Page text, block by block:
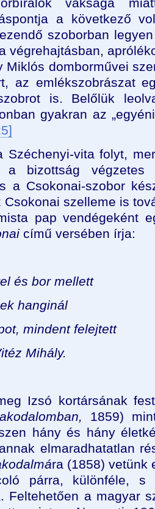
a következő
szoborban
végrehajtásban,
Miklós domborművei
az emlékszobrászat
is. Belőlük
gyakran az
Széchenyi-vita folyt,
a bizottság
a Csokonai-szobor
Csokonai szelleme is
pap vendégeként
című versében írja:
és bor mellett
hanginál
mindent felejtett
Mihály.
Izsó kortársának
1859)
hány és hány
elmaradhatatlan
ra (1858) vetünk
párra, különféle, s
Feltehetően a magyar